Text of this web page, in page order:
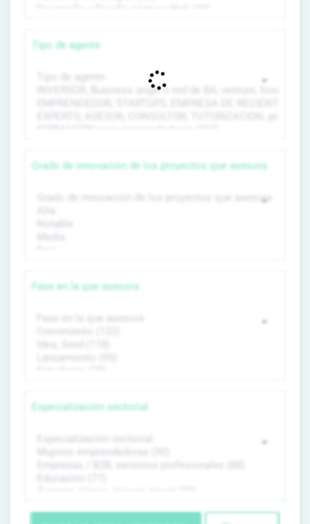
Tipo de agente
Grado de innovación de los proyectos que asesora
Fase en la que asesora
Especialización sectorial